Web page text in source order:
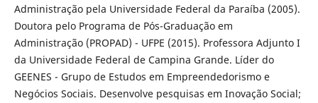
Administração pela Universidade Federal da Paraíba (2005).
Doutora pelo Programa de Pós-Graduação em
Administração (PROPAD) - UFPE (2015). Professora Adjunto I
da Universidade Federal de Campina Grande. Líder do
GEENES - Grupo de Estudos em Empreendedorismo e
Negócios Sociais. Desenvolve pesquisas em Inovação Social;